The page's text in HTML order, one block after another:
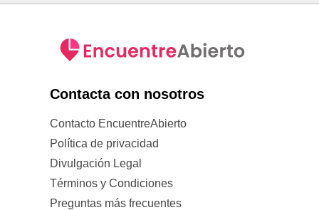
Contacta con nosotros
Contacto EncuentreAbierto
Política de privacidad
Divulgación Legal
Términos y Condiciones
Preguntas más frecuentes